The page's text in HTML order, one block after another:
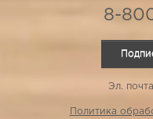
8-
Эл.
Политика